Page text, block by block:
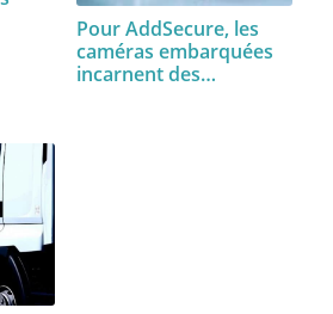
Pour AddSecure, les
caméras embarquées
incarnent des…